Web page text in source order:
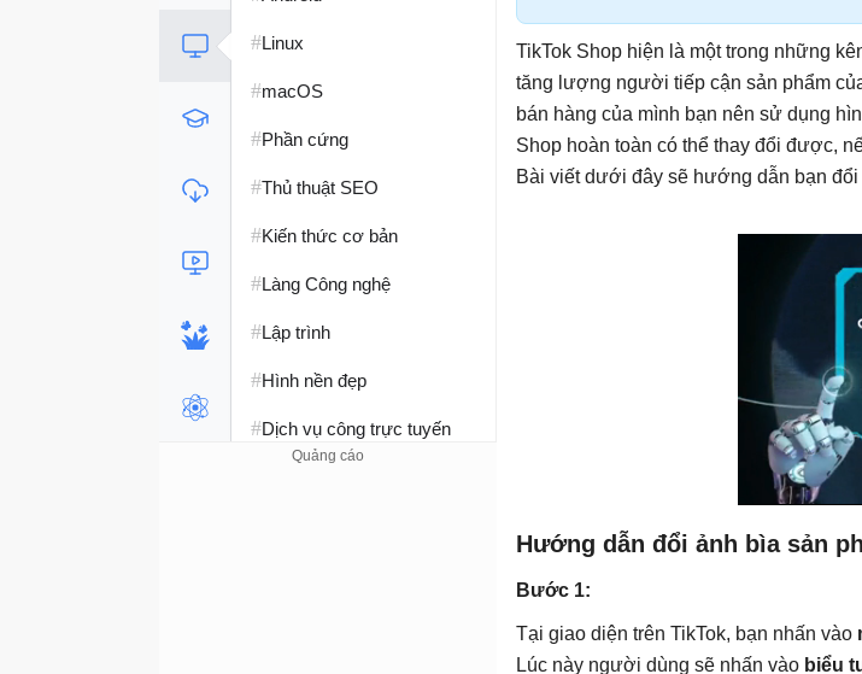
TikTok Shop hiện là một trong những
tăng lượng người tiếp cận sản phẩm
bán hàng của mình bạn nên sử dụng
Shop hoàn toàn có thể thay đổi được,
Bài viết dưới đây sẽ hướng dẫn bạn
Hướng dẫn đổi ảnh bìa sản
Bước 1:
Tại giao diện trên TikTok, bạn nhấn vào
Lúc này người dùng sẽ nhấn vào biểu
#Linux
#macOS
#Phần cứng
#Thủ thuật SEO
#Kiến thức cơ bản
#Làng Công nghệ
#Lập trình
#Hình nền đẹp
#Dịch vụ công trực tuyến